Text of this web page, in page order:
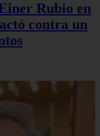
Rubio en
contra un